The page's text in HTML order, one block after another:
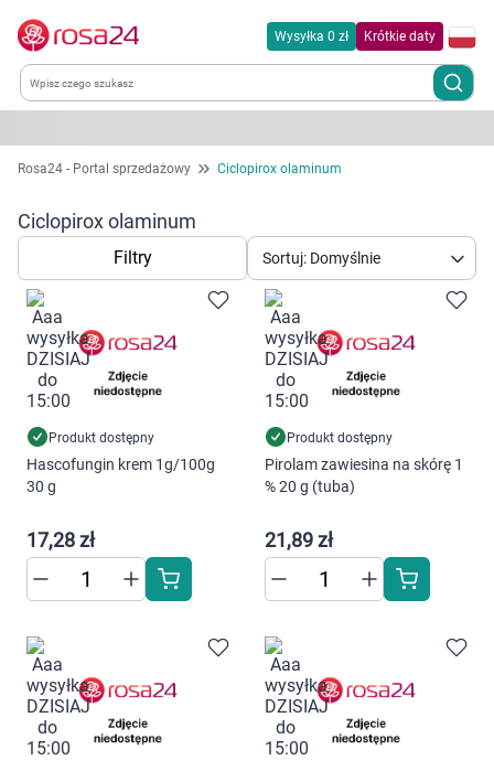
Wysyłka 0 zł Krótkie daty
Kategorie
Chemia gospodarcza
Dla zwierząt
Dom i ogród
Zdrowie
Kobieta w ciąży i mama
Dziecko
Higiena
Mężczyzna
Zdrowy styl życia
Rosa24 - Portal sprzedażowy Ciclopirox olaminum
Ciclopirox olaminum
Filtry Sortuj: Domyślnie
Produkt dostępny
Hascofungin krem 1g/100g
30 g
17,28 zł
Produkt dostępny
Pirolam zawiesina na skórę 1
% 20 g (tuba)
21,89 zł